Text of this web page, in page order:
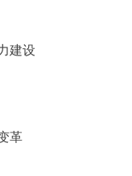
建设
革